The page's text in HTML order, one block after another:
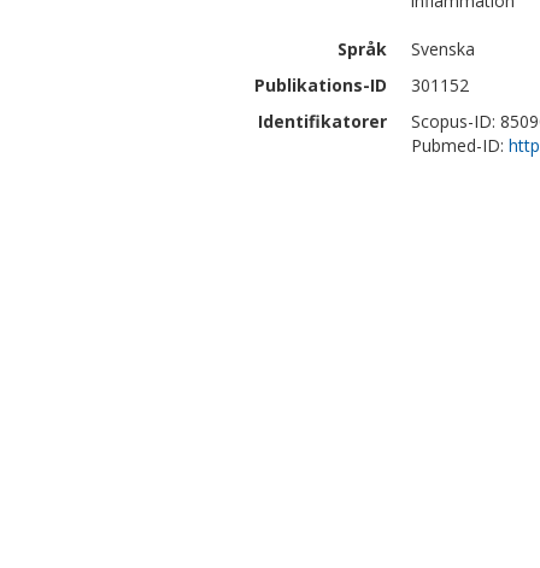
Språk
Svenska
Publikations-ID
301152
Identifikatorer
Scopus-ID:
Pubmed-ID: